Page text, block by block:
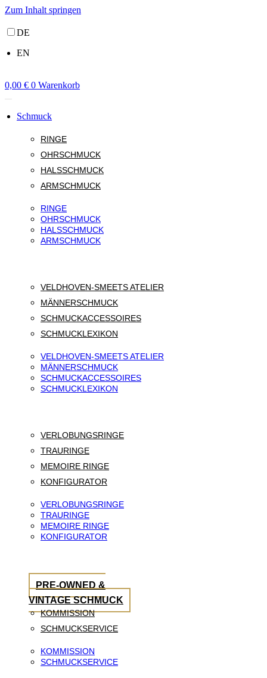
Zum Inhalt springen
DE
EN
0,00 € 0 Warenkorb
Schmuck
RINGE
OHRSCHMUCK
HALSSCHMUCK
ARMSCHMUCK
RINGE
OHRSCHMUCK
HALSSCHMUCK
ARMSCHMUCK
VELDHOVEN-SMEETS ATELIER
MÄNNERSCHMUCK
SCHMUCKACCESSOIRES
SCHMUCKLEXIKON
VELDHOVEN-SMEETS ATELIER
MÄNNERSCHMUCK
SCHMUCKACCESSOIRES
SCHMUCKLEXIKON
VERLOBUNGSRINGE
TRAURINGE
MEMOIRE RINGE
KONFIGURATOR
VERLOBUNGSRINGE
TRAURINGE
MEMOIRE RINGE
KONFIGURATOR
PRE-OWNED &
VINTAGE SCHMUCK
KOMMISSION
SCHMUCKSERVICE
KOMMISSION
SCHMUCKSERVICE